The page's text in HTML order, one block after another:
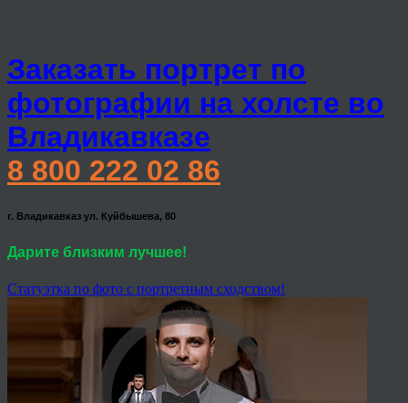
Заказать портрет по
фотографии на холсте во
Владикавказе
8 800 222 02 86
г. Владикавказ ул. Куйбышева, 80
Дарите близким лучшее!
Статуэтка по фото с портретным сходством!